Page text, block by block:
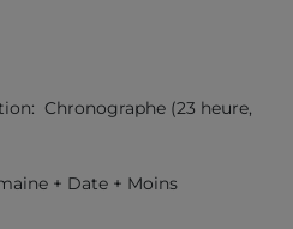
Chronographe (23 heure,
+ Date + Moins